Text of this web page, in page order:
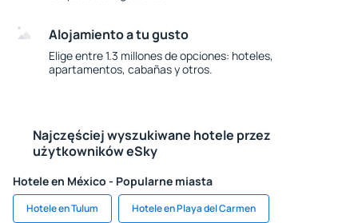
Alojamiento a tu gusto
Elige entre 1.3 millones de opciones: hoteles,
apartamentos, cabañas y otros.
Najczęściej wyszukiwane hotele przez
użytkowników eSky
Hotele en México - Popularne miasta
Hotele en Tulum Hotele en Playa del Carmen